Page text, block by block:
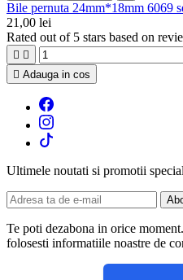
Bile pernuta 24mm*18mm 6069
21,00 lei
Rated out of 5 stars based on
 
 Adauga in cos
Ultimele noutati si promotii
Te poti dezabona in orice
folosesti informatiile noastre de